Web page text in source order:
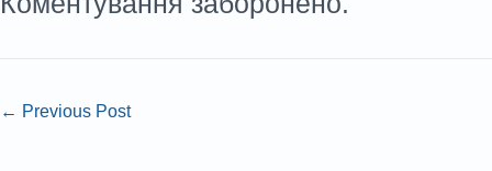
← Previous Post